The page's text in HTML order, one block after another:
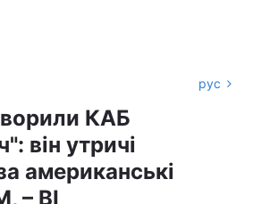
рус
КАБ
він утричі
американські
– BI